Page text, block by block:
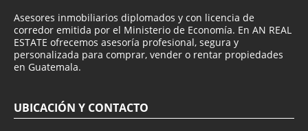
Asesores inmobiliarios diplomados y con licencia de
corredor emitida por el Ministerio de Economía. En AN REAL
ESTATE ofrecemos asesoría profesional, segura y
personalizada para comprar, vender o rentar propiedades
en Guatemala.
UBICACIÓN Y CONTACTO